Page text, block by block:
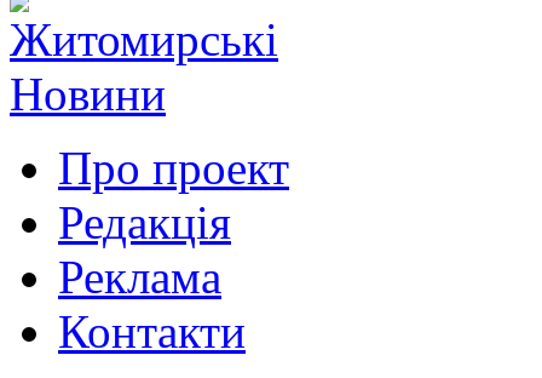
Про проект
Редакція
Реклама
Контакти